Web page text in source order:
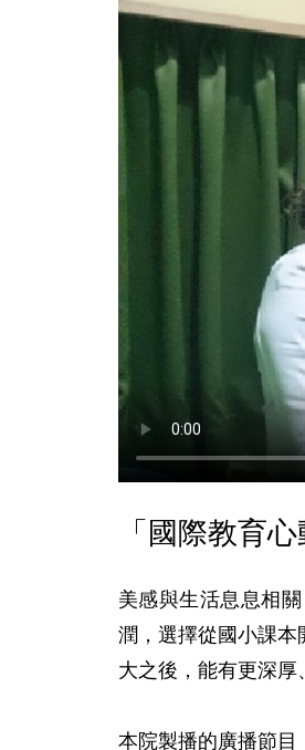
「國際教育
美感與生活息息相
潤，選擇從國小課
大之後，能有更深厚
本院製播的廣播節